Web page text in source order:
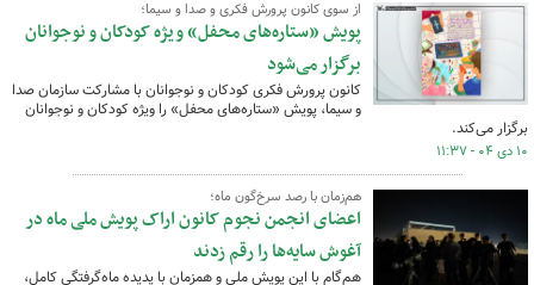
از سوی کانون پرورش فکری و صدا و سیما؛
پویش «ستاره‌های محفل» ویژه کودکان و نوجوانان
برگزار می‌شود
کانون پرورش فکری کودکان و نوجوانان با مشارکت سازمان صدا
و سیما، پویش «ستاره‌های محفل» را ویژه کودکان و نوجوانان
برگزار می‌کند.
۱۰ دی ۰۴ - ۱۱:۳۷
هم‌زمان با رصد سرخ‌گون ماه؛
اعضای انجمن نجوم کانون اراک پویش ملی ماه در
آغوش سایه‌ها را رقم زدند
هم‌گام با این پویش ملی و همزمان با پدیده ماه‌گرفتگی کامل،